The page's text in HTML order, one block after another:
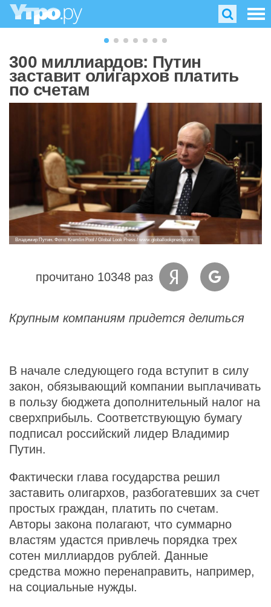
300 миллиардов: Путин
заставит олигархов платить
по счетам
Владимир Путин. Фото: Kremlin Pool / Global Look Press / www.globallookpress.com
прочитано 10348 раз
Крупным компаниям придется делиться
В начале следующего года вступит в силу
закон, обязывающий компании выплачивать
в пользу бюджета дополнительный налог на
сверхприбыль. Соответствующую бумагу
подписал российский лидер Владимир
Путин.
Фактически глава государства решил
заставить олигархов, разбогатевших за счет
простых граждан, платить по счетам.
Авторы закона полагают, что суммарно
властям удастся привлечь порядка трех
сотен миллиардов рублей. Данные
средства можно перенаправить, например,
на социальные нужды.